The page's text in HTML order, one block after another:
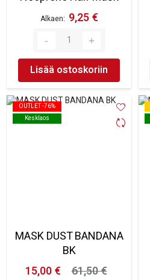
Alkaen 9,25 €
Lisää ostoskoriin
OUTLET -76%
Kesklaos
OUTLET -76%
Kesklaos
MASK DUST BANDANA
BK
15,00 €
61,50 €